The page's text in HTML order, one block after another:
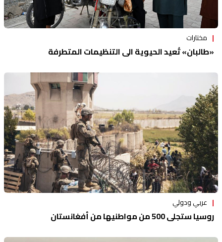
مختارات
«طالبان» تُعيد الحيوية الى التنظيمات المتطرفة
عربي ودولي
روسيا ستجلي 500 من مواطنيها من أفغانستان